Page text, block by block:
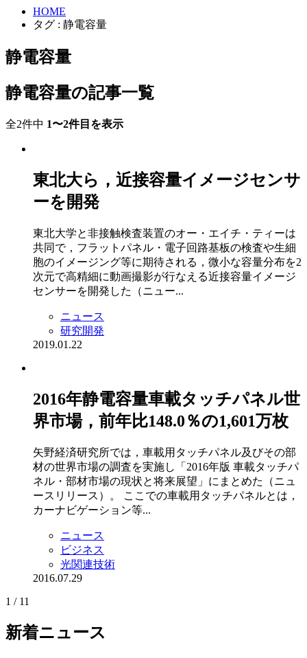
HOME
タグ : 静電容量
静電容量
静電容量の記事一覧
全2件中 1〜2件目を表示
東北大ら，近接容量イメージセンサ
ーを開発
東北大学と非接触検査装置のオー・エイチ・ティーは
共同で，フラットパネル・電子回路基板の検査や生細
胞のイメージング等に期待される，微小な容量分布を2
次元で高精細に動画撮影が行なえる近接容量イメージ
センサーを開発した（ニュー...
ニュース
研究開発
2019.01.22
2016年静電容量車載タッチパネル世
界市場，前年比148.0％の1,601万枚
矢野経済研究所では，車載用タッチパネル及びその部
材の世界市場の調査を実施し「2016年版 車載タッチパ
ネル・部材市場の現状と将来展望」にまとめた（ニュ
ースリリース）。 ここでの車載用タッチパネルとは，
カーナビゲーション等...
ニュース
ビジネス
光関連技術
2016.07.29
1 / 11
新着ニュース